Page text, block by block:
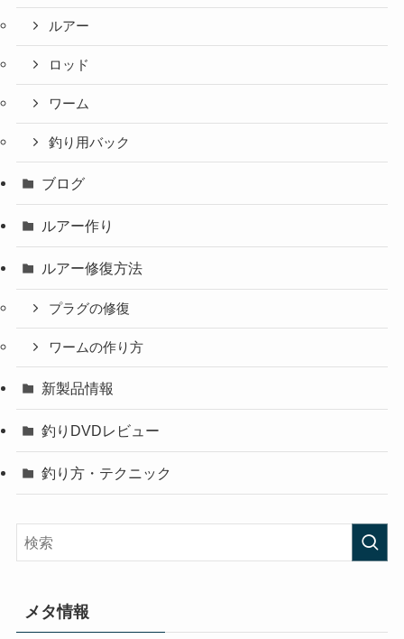
ルアー
ロッド
ワーム
釣り用バック
ブログ
ルアー作り
ルアー修復方法
プラグの修復
ワームの作り方
新製品情報
釣りDVDレビュー
釣り方・テクニック
メタ情報